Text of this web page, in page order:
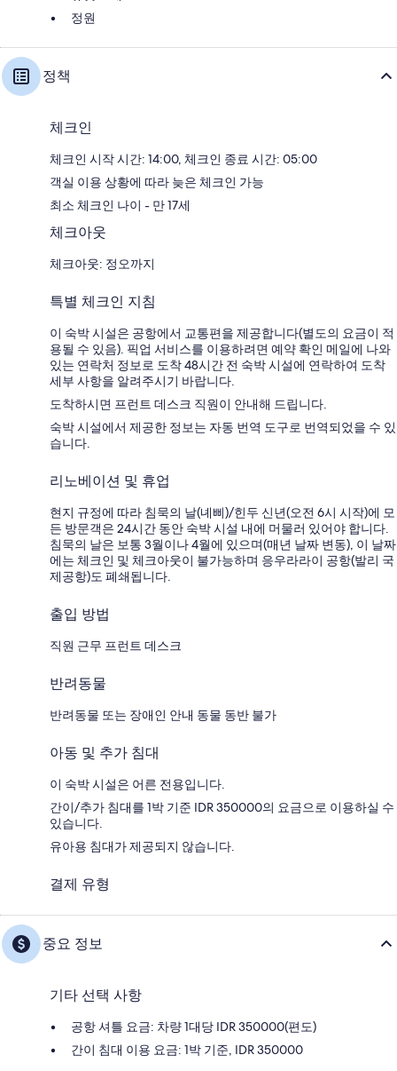
정원
정책
체크인
체크인 시작 시간: 14:00, 체크인 종료 시간: 05:00
객실 이용 상황에 따라 늦은 체크인 가능
최소 체크인 나이 - 만 17세
체크아웃
체크아웃: 정오까지
특별 체크인 지침
이 숙박 시설은 공항에서 교통편을 제공합니다(별도의 요금이 적
용될 수 있음). 픽업 서비스를 이용하려면 예약 확인 메일에 나와
있는 연락처 정보로 도착 48시간 전 숙박 시설에 연락하여 도착
세부 사항을 알려주시기 바랍니다.
도착하시면 프런트 데스크 직원이 안내해 드립니다.
숙박 시설에서 제공한 정보는 자동 번역 도구로 번역되었을 수 있
습니다.
리노베이션 및 휴업
현지 규정에 따라 침묵의 날(녜삐)/힌두 신년(오전 6시 시작)에 모
든 방문객은 24시간 동안 숙박 시설 내에 머물러 있어야 합니다.
침묵의 날은 보통 3월이나 4월에 있으며(매년 날짜 변동), 이 날짜
에는 체크인 및 체크아웃이 불가능하며 응우라라이 공항(발리 국
제공항)도 폐쇄됩니다.
출입 방법
직원 근무 프런트 데스크
반려동물
반려동물 또는 장애인 안내 동물 동반 불가
아동 및 추가 침대
이 숙박 시설은 어른 전용입니다.
간이/추가 침대를 1박 기준 IDR 350000의 요금으로 이용하실 수
있습니다.
유아용 침대가 제공되지 않습니다.
결제 유형
중요 정보
기타 선택 사항
공항 셔틀 요금: 차량 1대당 IDR 350000(편도)
간이 침대 이용 요금: 1박 기준, IDR 350000